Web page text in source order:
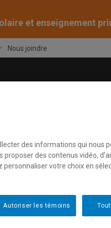
et enseignement
Nous joindre
des informations qui nous
des contenus vidéo,
votre choix en
Autoriser les témoins